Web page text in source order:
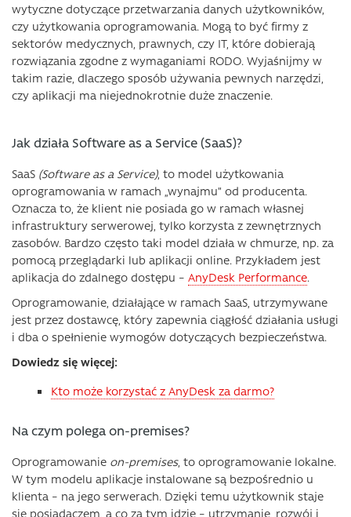
wytyczne dotyczące przetwarzania danych użytkowników,
czy użytkowania oprogramowania. Mogą to być firmy z
sektorów medycznych, prawnych, czy IT, które dobierają
rozwiązania zgodne z wymaganiami RODO. Wyjaśnijmy w
takim razie, dlaczego sposób używania pewnych narzędzi,
czy aplikacji ma niejednokrotnie duże znaczenie.
Jak działa Software as a Service (SaaS)?
SaaS (Software as a Service), to model użytkowania
oprogramowania w ramach „wynajmu” od producenta.
Oznacza to, że klient nie posiada go w ramach własnej
infrastruktury serwerowej, tylko korzysta z zewnętrznych
zasobów. Bardzo często taki model działa w chmurze, np. za
pomocą przeglądarki lub aplikacji online. Przykładem jest
aplikacja do zdalnego dostępu – AnyDesk Performance.
Oprogramowanie, działające w ramach SaaS, utrzymywane
jest przez dostawcę, który zapewnia ciągłość działania usługi
i dba o spełnienie wymogów dotyczących bezpieczeństwa.
Dowiedz się więcej:
Kto może korzystać z AnyDesk za darmo?
Na czym polega on-premises?
Oprogramowanie on-premises, to oprogramowanie lokalne.
W tym modelu aplikacje instalowane są bezpośrednio u
klienta – na jego serwerach. Dzięki temu użytkownik staje
się posiadaczem, a co za tym idzie – utrzymanie, rozwój i